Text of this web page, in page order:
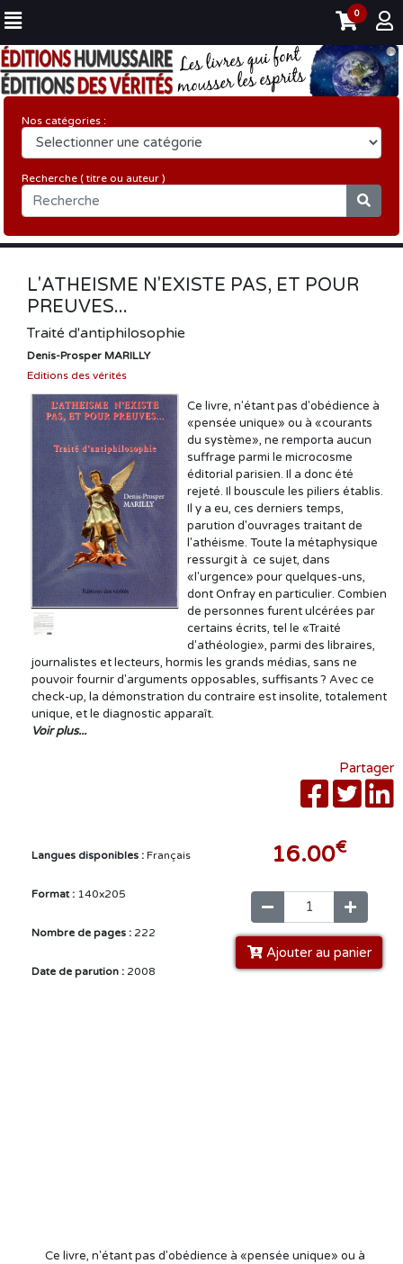
0
Nos catégories :
Recherche ( titre ou auteur )
L'ATHEISME N'EXISTE PAS, ET POUR
PREUVES...
Traité d'antiphilosophie
Denis-Prosper MARILLY
Editions des vérités
Ce livre, n'étant pas d'obédience à
«pensée unique» ou à «courants
du système», ne remporta aucun
suffrage parmi le microcosme
éditorial parisien. Il a donc été
rejeté. Il bouscule les piliers établis.
Il y a eu, ces derniers temps,
parution d'ouvrages traitant de
l'athéisme. Toute la métaphysique
ressurgit à ce sujet, dans
«l'urgence» pour quelques-uns,
dont Onfray en particulier. Combien
de personnes furent ulcérées par
certains écrits, tel le «Traité
d'athéologie», parmi des libraires,
journalistes et lecteurs, hormis les grands médias, sans ne
pouvoir fournir d'arguments opposables, suffisants ? Avec ce
check-up, la démonstration du contraire est insolite, totalement
unique, et le diagnostic apparaît.
Voir plus...
Partager
Langues disponibles : Français
Format : 140x205
Nombre de pages : 222
Date de parution : 2008
16.00€
Ajouter au panier
Ce livre, n'étant pas d'obédience à «pensée unique» ou à